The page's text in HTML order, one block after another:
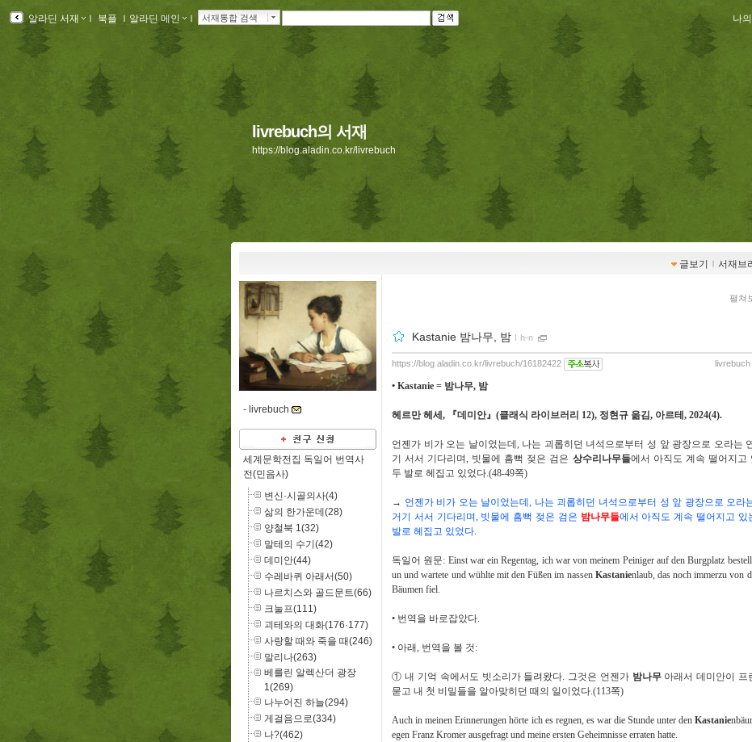
알라딘 서재 ｌ 북플 ｌ 알라딘 메인 ｌ 서재통합 검색 나
livrebuch의 서재
https://blog.aladin.co.kr/livrebuch
글보기 ｌ 서재브
- livrebuch
세계문학전집 독일어 번역사
전(민음사)
변신·시골의사(4)
삶의 한가운데(28)
양철북 1(32)
말테의 수기(42)
데미안(44)
수레바퀴 아래서(50)
나르치스와 골드문트(66)
크눌프(111)
괴테와의 대화(176·177)
사랑할 때와 죽을 때(246)
말리나(263)
베를린 알렉산더 광장
1(269)
나누어진 하늘(294)
게걸음으로(334)
나?(462)
펼쳐
Kastanie 밤나무, 밤 ｌ h-n
livrebuch
https://blog.aladin.co.kr/livrebuch/16182422
• Kastanie = 밤나무, 밤
헤르만 헤세 , 『데미안』 (클래식 라이브러리 12), 정현규 옮김, 아르테 , 2024(4).
언젠가 비가 오는 날이었는데 , 나는 괴롭히던 녀석으로부터 성 앞 광장으로 오라는
기 서서 기다리며, 빗물에 흠뻑 젖은 검은 상수리나무들에서 아직도 계속 떨어지고
두 발로 헤집고 있었다.(48-49쪽)
→ 언젠가 비가 오는 날이었는데, 나는 괴롭히던 녀석으로부터 성 앞 광장으로 오라
거기 서서 기다리며, 빗물에 흠뻑 젖은 검은 밤나무들에서 아직도 계속 떨어지고 있
발로 헤집고 있었다.
독일어 원문: Einst war ein Regentag, ich war von meinem Peiniger auf den Burgplatz
un und wartete und wühlte mit den Füßen im nassen Kastanienlaub, das noch immerzu von
Bäumen fiel.
• 번역을 바로잡았다.
• 아래, 번역을 볼 것:
①내 기억 속에서도 빗소리가 들려왔다. 그것은 언젠가 밤나무 아래서 데미안이 프
묻고 내 첫 비밀들을 알아맞히던 때의 일이었다.(113쪽)
Auch in meinen Erinnerungen hörte ich es regnen, es war die Stunde unter denKastanie
egen Franz Kromer ausgefragt und meine ersten Geheimnisse erraten hatte.